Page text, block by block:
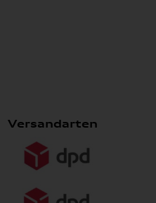
Versandarten